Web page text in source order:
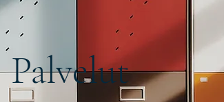
Palvelut